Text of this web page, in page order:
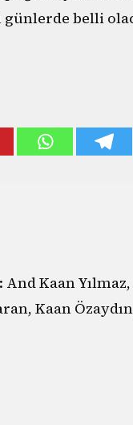
günlerde belli
Kaan
Kaan